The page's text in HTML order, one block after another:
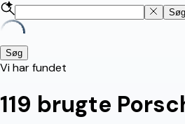
Søg
Søg
Vi har fundet
119 brugte